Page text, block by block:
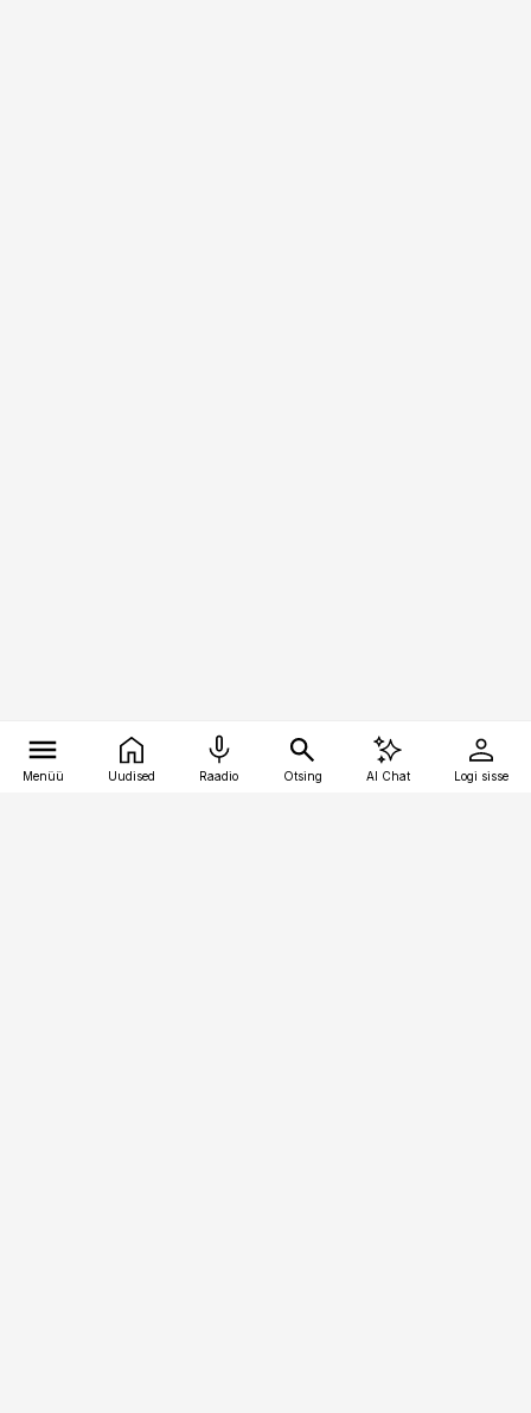
Menüü Uudised Raadio Otsing AI Chat Logi sisse